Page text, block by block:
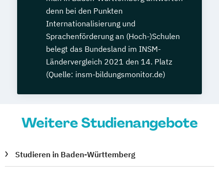
denn bei den Punkten
Internationalisierung und
Sprachenförderung an (Hoch-)Schulen
belegt das Bundesland im INSM-
Ländervergleich 2021 den 14. Platz
(Quelle: insm-bildungsmonitor.de)
Weitere Studienangebote
Studieren in Baden-Württemberg